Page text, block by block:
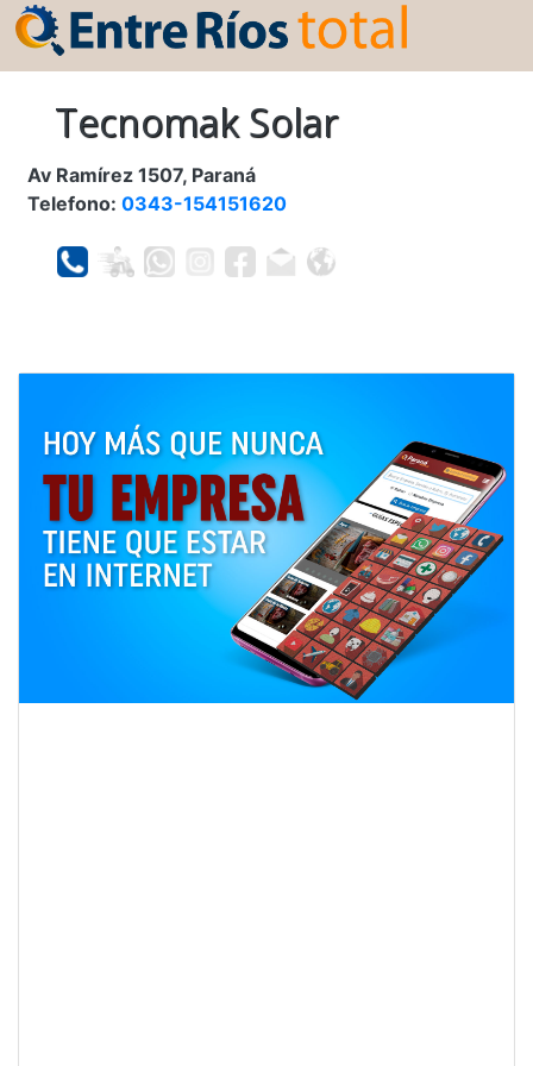
Tecnomak Solar
Av Ramírez 1507, Paraná
Telefono: 0343-154151620